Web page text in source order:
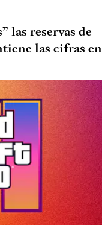
las reservas de
las cifras en